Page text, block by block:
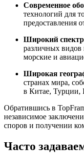
Современное
технологий для
предоставления
Широкий спектр
различных видов
морские и
Широкая
странах мира,
в Китае, Турции,
Обратившись в
независимое
споров и получении
Часто